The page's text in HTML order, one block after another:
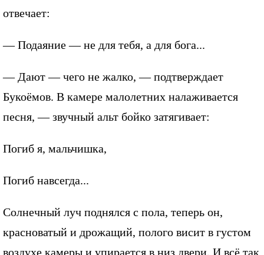
отвечает:
— Подаяние — не для тебя, а для бога...
— Дают — чего не жалко, — подтверждает
Букоёмов. В камере малолетних налаживается
песня, — звучный альт бойко затягивает:
Погиб я, мальчишка,
Погиб навсегда...
Солнечный луч поднялся с пола, теперь он,
красноватый и дрожащий, полого висит в густом
воздухе камеры и упирается в низ двери. И всё так